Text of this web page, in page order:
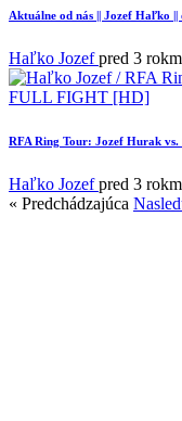
Aktuálne od nás || Jozef Haľko ||
Haľko Jozefpred 3
RFA Ring Tour: Jozef Hurak vs.
Haľko Jozefpred 3
« Predchádzajúca